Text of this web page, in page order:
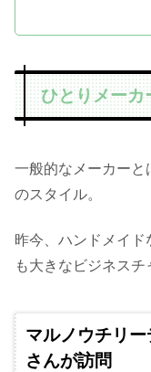
ひとりメーカ
一般的なメーカーと
のスタイル。
昨今、ハンドメイド
も大きなビジネスチ
マルノウチリ
さんが訪問